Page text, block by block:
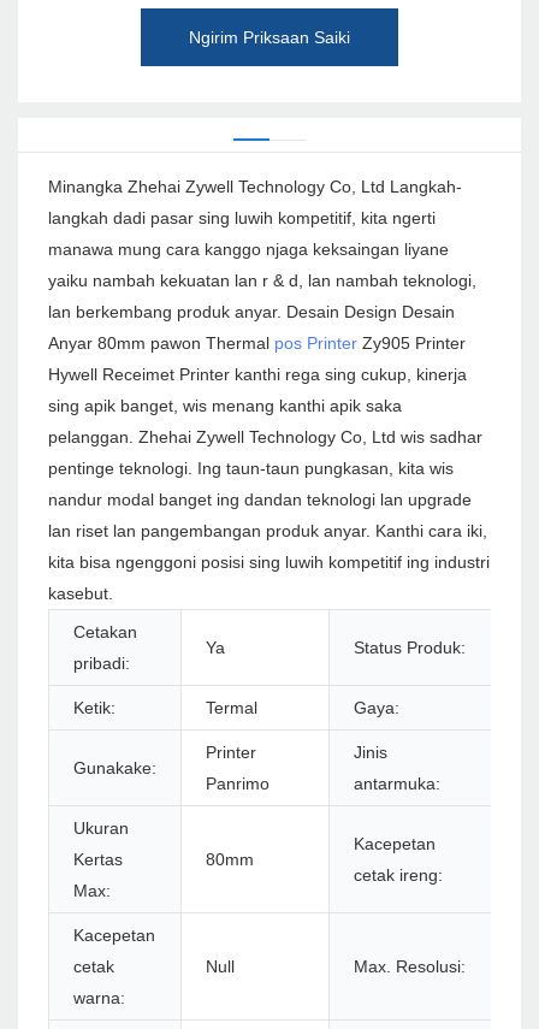
Ngirim Priksaan Saiki
Minangka Zhehai Zywell Technology Co, Ltd Langkah-
langkah dadi pasar sing luwih kompetitif, kita ngerti
manawa mung cara kanggo njaga keksaingan liyane
yaiku nambah kekuatan lan r & d, lan nambah teknologi,
lan berkembang produk anyar. Desain Design Desain
Anyar 80mm pawon Thermal pos Printer Zy905 Printer
Hywell Receimet Printer kanthi rega sing cukup, kinerja
sing apik banget, wis menang kanthi apik saka
pelanggan. Zhehai Zywell Technology Co, Ltd wis sadhar
pentinge teknologi. Ing taun-taun pungkasan, kita wis
nandur modal banget ing dandan teknologi lan upgrade
lan riset lan pangembangan produk anyar. Kanthi cara iki,
kita bisa ngenggoni posisi sing luwih kompetitif ing industri
kasebut.
Cetakan
pribadi:
Ya Status Produk:
Ketik: Termal Gaya:
Gunakake:
Printer
Panrimo
Jinis
antarmuka:
Ukuran
Kertas
Max:
80mm
Kacepetan
cetak ireng:
Kacepetan
cetak
warna:
Null Max. Resolusi: